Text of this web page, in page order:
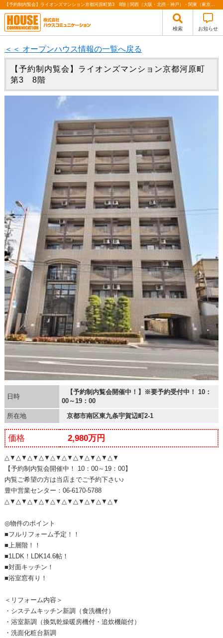
【予約制内覧会】ライオンズマンション京都河原町第3 8階 | 関西（大阪・北摂・神戸）・関東（東京）で不動産の購入・売却、注文住宅、リノベーションの事なら株式会社ハウスコミュニケーション
検索 お知らせ
＜＜ オープンハウス情報の一覧へ戻る
【予約制内覧会】ライオンズマンション京都河原町
第3 8階
日時
【予約制内覧会開催中！】※要予約受付中！ 10：
00～19：00
所在地
京都市南区東九条宇賀辺町2-1
価格 2,980万円
△▼△▼△▼△▼△▼△▼△▼△▼△▼△▼
【予約制内覧会開催中！ 10：00～19：00】
内覧ご希望の方は当店までご予約下さい♪
豊中営業センター：06-6170-5788
△▼△▼△▼△▼△▼△▼△▼△▼△▼△▼
◎物件のポイント
■フルリフォーム予定！！
■上層階！！
■1LDK！LDK14.6帖！
■対面キッチン！
■浴室窓有り！
＜リフォーム内容＞
・システムキッチン新調（食洗機付）
・浴室新調（換気乾燥暖房機付・追炊機能付）
・洗面化粧台新調